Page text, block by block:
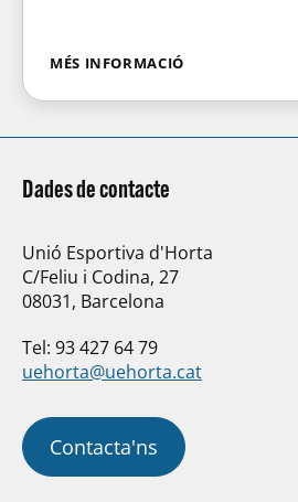
MÉS INFORMACIÓ
Dades de contacte
Unió Esportiva d'Horta
C/Feliu i Codina, 27
08031, Barcelona
Tel: 93 427 64 79
uehorta@uehorta.cat
Contacta'ns